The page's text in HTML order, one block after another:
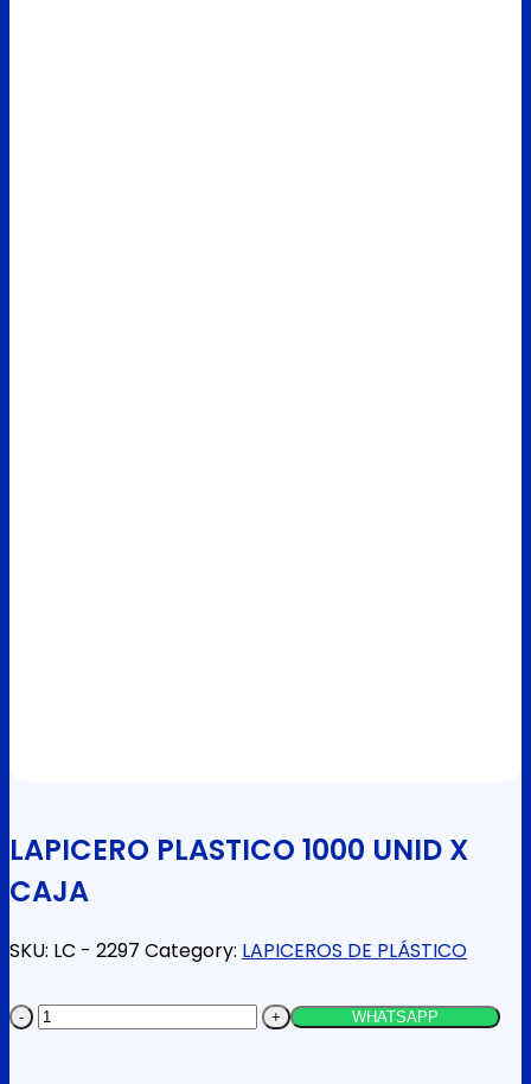
LAPICERO PLASTICO 1000 UNID X
CAJA
SKU: LC - 2297 Category: LAPICEROS DE PLÁSTICO
LAPICERO
WHATSAPP